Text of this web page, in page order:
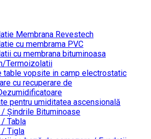
Membrana Revestech
cu membrama PVC
cu membrana bituminoasa
Termoizolatii
table vopsite in camp electrostatic
cu recuperare de
pentru umiditatea ascensională
Șindrile Bituminoase
Tabla
/ Tigla